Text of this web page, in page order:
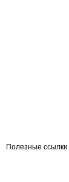
Полезные ссылки